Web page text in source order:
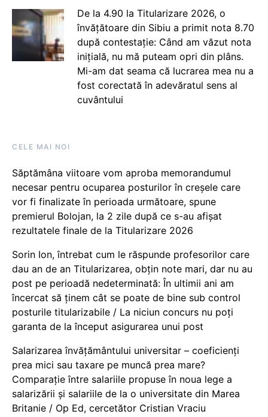
De la 4.90 la Titularizare 2026, o
învățătoare din Sibiu a primit nota 8.70
după contestație: Când am văzut nota
inițială, nu mă puteam opri din plâns.
Mi-am dat seama că lucrarea mea nu a
fost corectată în adevăratul sens al
cuvântului
CELE MAI NOI
Săptămâna viitoare vom aproba memorandumul
necesar pentru ocuparea posturilor în creșele care
vor fi finalizate în perioada următoare, spune
premierul Bolojan, la 2 zile după ce s-au afișat
rezultatele finale de la Titularizare 2026
Sorin Ion, întrebat cum le răspunde profesorilor care
dau an de an Titularizarea, obțin note mari, dar nu au
post pe perioadă nedeterminată: În ultimii ani am
încercat să ținem cât se poate de bine sub control
posturile titularizabile / La niciun concurs nu poți
garanta de la început asigurarea unui post
Salarizarea învățământului universitar – coeficienți
prea mici sau taxare pe muncă prea mare?
Comparație între salariile propuse în noua lege a
salarizării și salariile de la o universitate din Marea
Britanie / Op Ed, cercetător Cristian Vraciu